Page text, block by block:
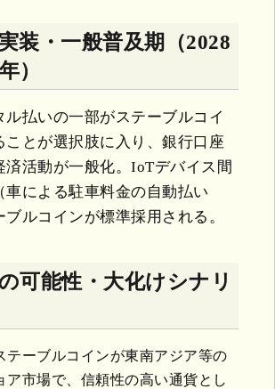
装・一般普及期（2028
）
ル払いの一部がステーブルコイ
ことが選択肢に入り、銀行口座
済活動が一般化。IoTデバイス間
車による駐車料金の自動払い
ルコインが標準採用される。
可能性・大化けシナリ
テーブルコインが東南アジア等の
ア市場で、信頼性の高い通貨とし